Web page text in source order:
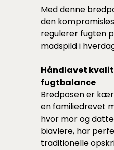
Med denne
den
regulerer fugten
madspild i
Håndlavet
fugtbalance
Brødposen er
en familiedrevet
hvor mor og
biavlere, har
traditionelle